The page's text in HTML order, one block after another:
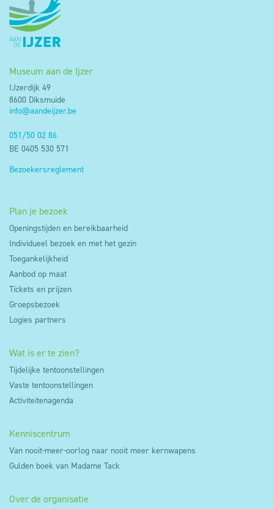
Museum aan de Ijzer
IJzerdijk 49
8600 Diksmuide
info@aandeijzer.be
051/50 02 86
BE 0405 530 571
Bezoekersreglement
Plan je bezoek
Openingstijden en bereikbaarheid
Individueel bezoek en met het gezin
Toegankelijkheid
Aanbod op maat
Tickets en prijzen
Groepsbezoek
Logies partners
Wat is er te zien?
Tijdelijke tentoonstellingen
Vaste tentoonstellingen
Activiteitenagenda
Kenniscentrum
Van nooit-meer-oorlog naar nooit meer kernwapens
Gulden boek van Madame Tack
Over de organisatie